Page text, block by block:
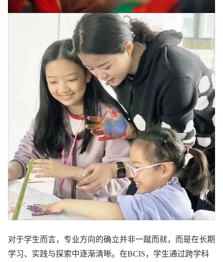
对于学生而言，专业方向的确立并非一蹴而就，而是在长期
学习、实践与探索中逐渐清晰。在BCIS，学生通过跨学科